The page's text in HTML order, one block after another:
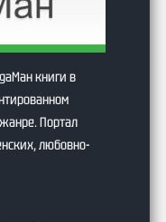
книги в
Портал
любовно-